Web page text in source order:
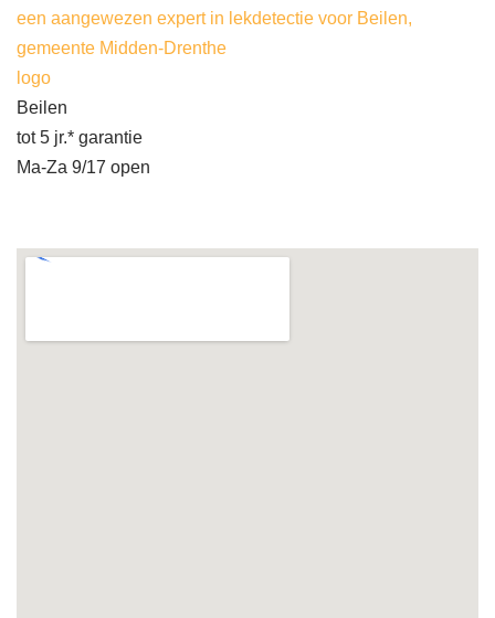
een aangewezen expert in lekdetectie voor Beilen,
gemeente Midden-Drenthe
logo
Beilen
tot 5 jr.* garantie
Ma-Za 9/17 open